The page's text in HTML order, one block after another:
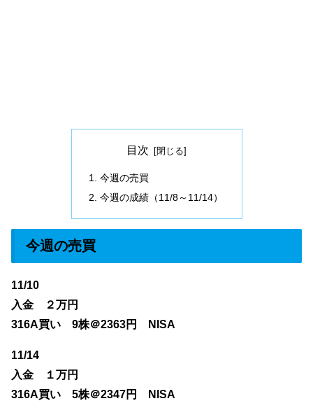
目次
今週の売買
今週の成績（11/8～11/14）
今週の売買
11/10
入金 ２万円
316A買い 9株＠2363円 NISA
11/14
入金 １万円
316A買い 5株＠2347円 NISA